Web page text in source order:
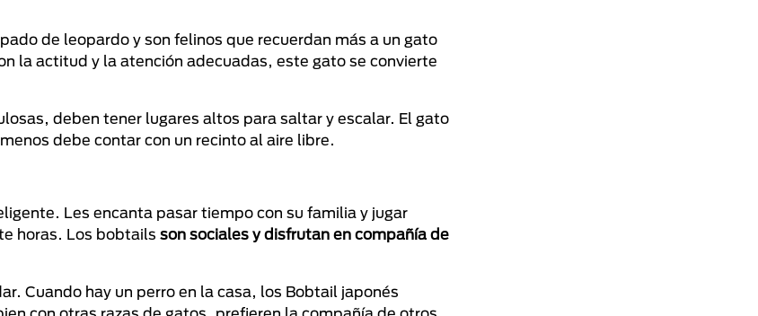
de leopardo y son felinos que recuerdan más a un gato
la actitud y la atención adecuadas, este gato se convierte
deben tener lugares altos para saltar y escalar. El gato
debe contar con un recinto al aire libre.
Les encanta pasar tiempo con su familia y jugar
horas. Los bobtails son sociales y disfrutan en compañía de
Cuando hay un perro en la casa, los Bobtail japonés